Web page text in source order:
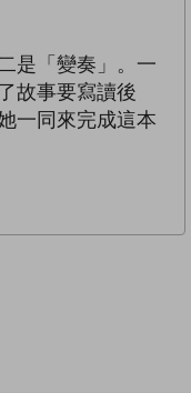
是「變奏」。一
故事要寫讀後
一同來完成這本